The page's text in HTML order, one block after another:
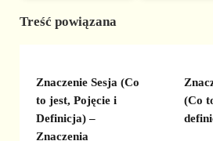
Treść powiązana
Znaczenie Sesja (Co
to jest, Pojęcie i
Definicja) –
Znaczenia
(Co